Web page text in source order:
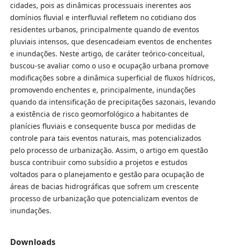
cidades, pois as dinâmicas processuais inerentes aos
domínios fluvial e interfluvial refletem no cotidiano dos
residentes urbanos, principalmente quando de eventos
pluviais intensos, que desencadeiam eventos de enchentes
e inundações. Neste artigo, de caráter teórico-conceitual,
buscou-se avaliar como o uso e ocupação urbana promove
modificações sobre a dinâmica superficial de fluxos hídricos,
promovendo enchentes e, principalmente, inundações
quando da intensificação de precipitações sazonais, levando
a existência de risco geomorfológico a habitantes de
planícies fluviais e consequente busca por medidas de
controle para tais eventos naturais, mas potencializados
pelo processo de urbanização. Assim, o artigo em questão
busca contribuir como subsídio a projetos e estudos
voltados para o planejamento e gestão para ocupação de
áreas de bacias hidrográficas que sofrem um crescente
processo de urbanização que potencializam eventos de
inundações.
Downloads